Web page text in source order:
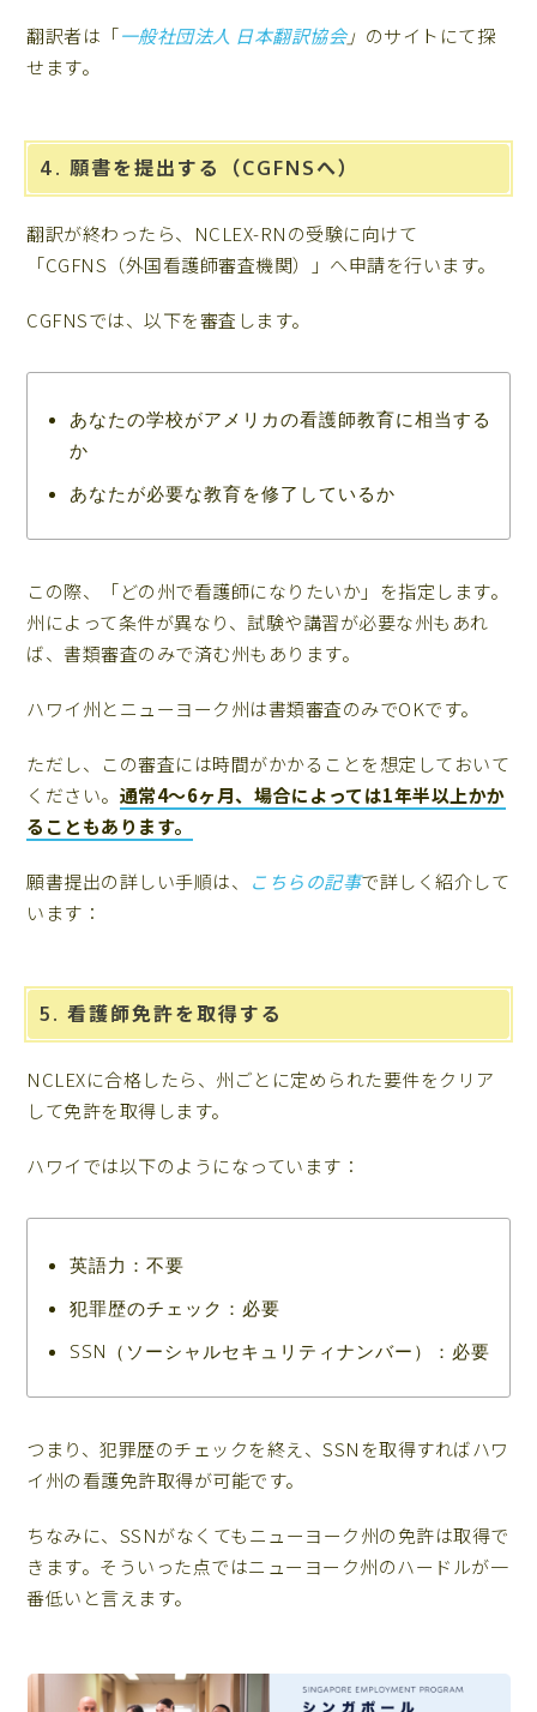
翻訳者は「一般社団法人 日本翻訳協会」 のサイトにて探
せます。
4. 願書を提出する（CGFNSへ）
翻訳が終わったら、NCLEX-RNの受験に向けて
「CGFNS（外国看護師審査機関）」へ申請を行います。
CGFNSでは、以下を審査します。
あなたの学校がアメリカの看護師教育に相当する
か
あなたが必要な教育を修了しているか
この際、「どの州で看護師になりたいか」を指定します。
州によって条件が異なり、試験や講習が必要な州もあれ
ば、書類審査のみで済む州もあります。
ハワイ州とニューヨーク州は書類審査のみでOKです。
ただし、この審査には時間がかかることを想定しておいて
ください。 通常4〜6ヶ月、場合によっては1年半以上かか
ることもあります。
願書提出の詳しい手順は、 こちらの記事で詳しく紹介して
います：
5. 看護師免許を取得する
NCLEXに合格したら、州ごとに定められた要件をクリア
して免許を取得します。
ハワイでは以下のようになっています：
英語力：不要
犯罪歴のチェック：必要
SSN（ソーシャルセキュリティナンバー）：必要
つまり、犯罪歴のチェックを終え、SSNを取得すればハワ
イ州の看護免許取得が可能です。
ちなみに、SSNがなくてもニューヨーク州の免許は取得で
きます。そういった点ではニューヨーク州のハードルが一
番低いと言えます。